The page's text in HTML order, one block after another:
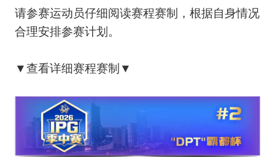
请参赛运动员仔细阅读赛程赛制，根据自身情况
合理安排参赛计划。
▼查看详细赛程赛制▼